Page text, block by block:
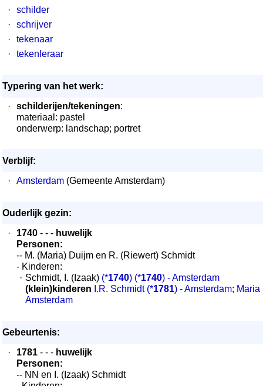
·
schilder
·
schrijver
·
tekenaar
·
tekenleraar
Typering van het werk:
·
schilderijen/tekeningen:
materiaal: pastel
onderwerp: landschap; portret
Verblijf:
·
Amsterdam (Gemeente Amsterdam)
Ouderlijk gezin:
·
1740 - - - huwelijk
Personen:
-- M. (Maria) Duijm en R. (Riewert) Schmidt
- Kinderen:
· Schmidt, I. (Izaak) (*1740) (*1740) - Amsterdam
(klein)kinderen I.R. Schmidt (*1781) - Amsterdam; Maria
Amsterdam
Gebeurtenis:
·
1781 - - - huwelijk
Personen:
-- NN en I. (Izaak) Schmidt